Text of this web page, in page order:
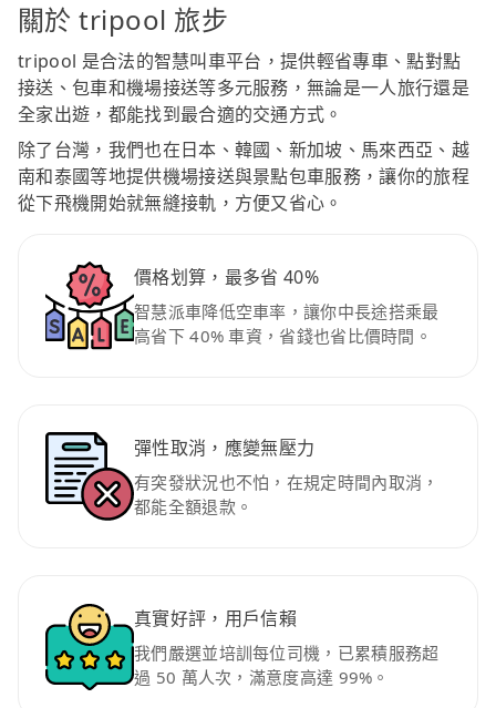
關於 tripool 旅步
tripool 是合法的智慧叫車平台，提供輕省專車、點對點
接送、包車和機場接送等多元服務，無論是一人旅行還是
全家出遊，都能找到最合適的交通方式。
除了台灣，我們也在日本、韓國、新加坡、馬來西亞、越
南和泰國等地提供機場接送與景點包車服務，讓你的旅程
從下飛機開始就無縫接軌，方便又省心。
價格划算，最多省 40%
智慧派車降低空車率，讓你中長途搭乘最
高省下 40% 車資，省錢也省比價時間。
彈性取消，應變無壓力
有突發狀況也不怕，在規定時間內取消，
都能全額退款。
真實好評，用戶信賴
我們嚴選並培訓每位司機，已累積服務超
過 50 萬人次，滿意度高達 99%。